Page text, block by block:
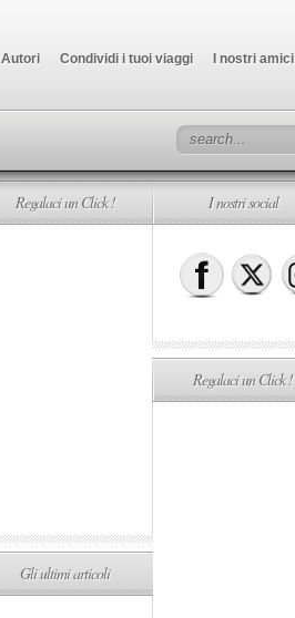
Autori Condividi i tuoi viaggi I nostri amici
Regalaci un Click !
Gli ultimi articoli
I nostri social
Regalaci un Click !